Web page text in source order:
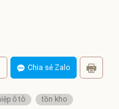
Chia sẻ Zalo
ô tô tồn kho